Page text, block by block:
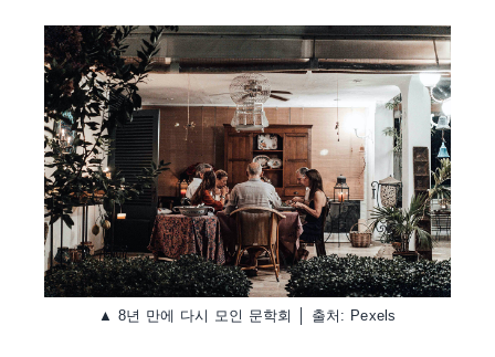
▲ 8년 만에 다시 모인 문학회 │ 출처: Pexels